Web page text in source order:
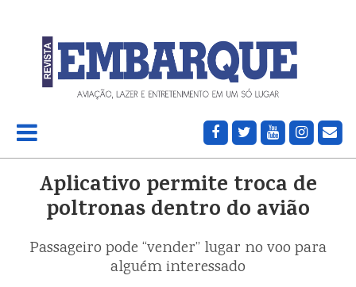
Aplicativo permite troca de
poltronas dentro do avião
Passageiro pode “vender” lugar no voo para
alguém interessado